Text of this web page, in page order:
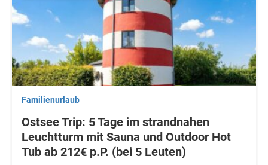
Familienurlaub
Ostsee Trip: 5 Tage im strandnahen
Leuchtturm mit Sauna und Outdoor Hot
Tub ab 212€ p.P. (bei 5 Leuten)